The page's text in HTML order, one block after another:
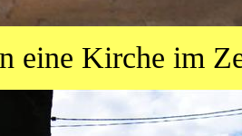
eine Kirche im